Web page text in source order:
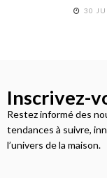
30
Inscrivez-
Restez informé des
tendances à suivre,
l’univers de la maison.